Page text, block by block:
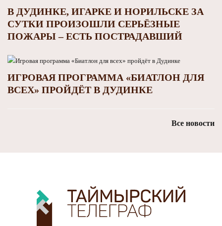
В ДУДИНКЕ, ИГАРКЕ И НОРИЛЬСКЕ ЗА
СУТКИ ПРОИЗОШЛИ СЕРЬЁЗНЫЕ
ПОЖАРЫ – ЕСТЬ ПОСТРАДАВШИЙ
ИГРОВАЯ ПРОГРАММА «БИАТЛОН ДЛЯ
ВСЕХ» ПРОЙДЁТ В ДУДИНКЕ
Все новости